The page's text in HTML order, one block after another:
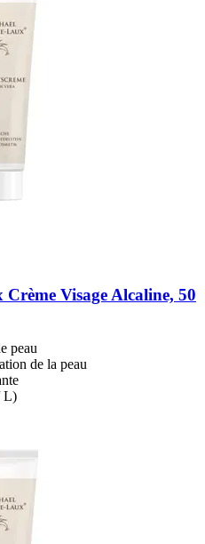
Crème Visage Alcaline, 50
peau
de la peau
L)